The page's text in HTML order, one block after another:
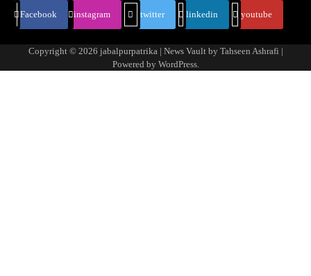
Facebook instagram twitter linkedin youtube
Copyright © 2026 jabalpurpatrika| News Vault by Tahseen Ashrafi |
Powered by WordPress.